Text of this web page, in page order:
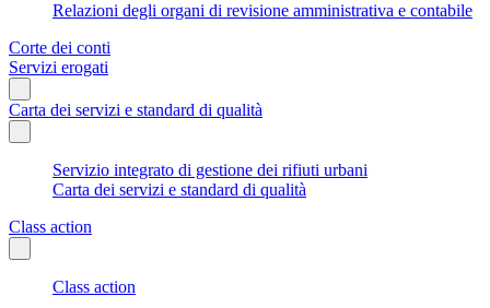
Relazioni degli organi di revisione amministrativa e contabile
Corte dei conti
Servizi erogati
Carta dei servizi e standard di qualità
Servizio integrato di gestione dei rifiuti urbani
Carta dei servizi e standard di qualità
Class action
Class action